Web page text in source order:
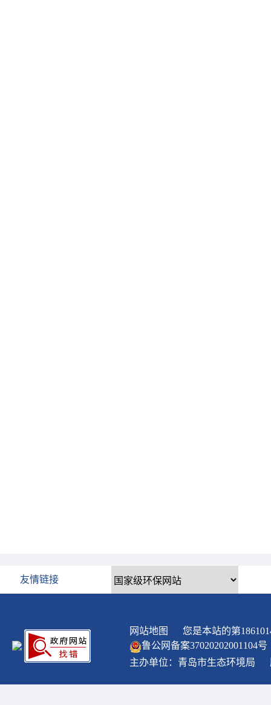
友情链接
网站地图 您是本站的第
鲁公网备案37020202001104号
主办单位：青岛市生态环境局